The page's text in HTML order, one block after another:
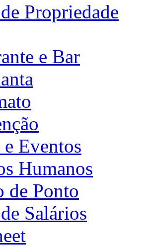
Propriedade
e Bar
Eventos
Humanos
de Ponto
Salários